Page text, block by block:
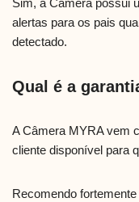
Sim, a Câmera possui
alertas para os pais
detectado.
Qual é a
A Câmera MYRA vem
cliente disponível para
Recomendo